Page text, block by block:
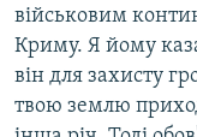
військовим
Криму. Я йому
він для захисту
твою землю